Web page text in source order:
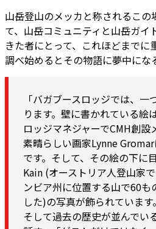
山岳登山のメッカと称されるこの
て、山岳コミュニティと山岳ガイ
きた者にとって、これほどまでに
調べ始めるとその物語に夢中にな
「バガブースロッジでは、
ります。壁に書かれている絵
ロッジマネジャーでCMH創設
素晴らしい画家Lynne
です。そして、その絵の下に
Kain (オーストリア人登山家
ンビア州に位置する山で60
した)の写真が飾られています
そして過去の歴史が並んでい